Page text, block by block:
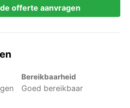
offerte aanvragen
Bereikbaarheid
Goed bereikbaar